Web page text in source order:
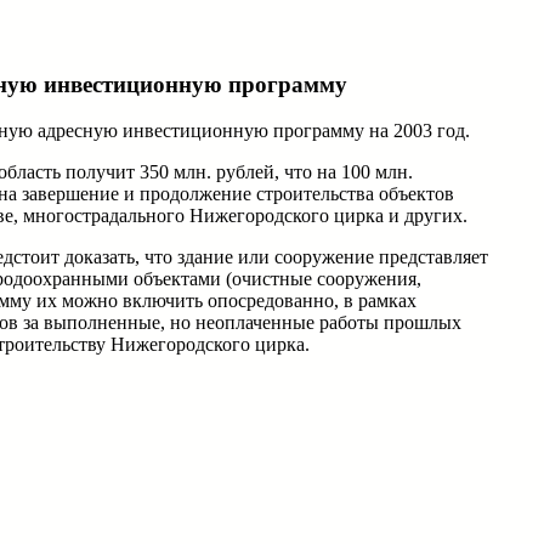
инвестиционную программу
адресную инвестиционную программу на 2003 год.
получит 350 млн. рублей, что на 100 млн.
завершение и продолжение строительства объектов
многострадального Нижегородского цирка и других.
доказать, что здание или сооружение представляет
объектами (очистные сооружения,
их можно включить опосредованно, в рамках
за выполненные, но неоплаченные работы прошлых
Нижегородского цирка.